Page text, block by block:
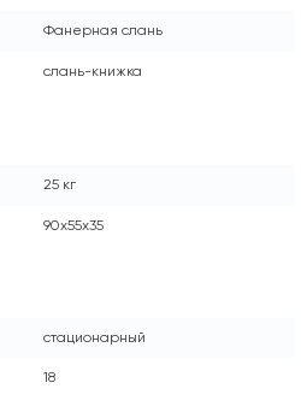
Фанерная слань
слань-книжка
25 кг
90x55x35
стационарный
18